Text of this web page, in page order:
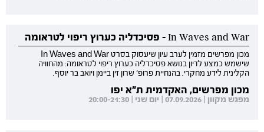
In Waves and War - פסיכדליה כערוץ ריפוי לטראומה
מכון מפרשים מזמין לערב עיון שיעסוק בסרט In Waves and War
שישמש כמצע לדיון בנושא פסיכדליה כערוץ ריפוי לטראומה: מהחוויה
הקלינית לידע מחקרי. בהנחיית פרופ' שרון זין ביימן ויואב בר יוסף.
מכון מפרשים, האקדמית ת"א יפו
מפגש מקוון | 07.09.2026 | יום שני | 20:00-21:30